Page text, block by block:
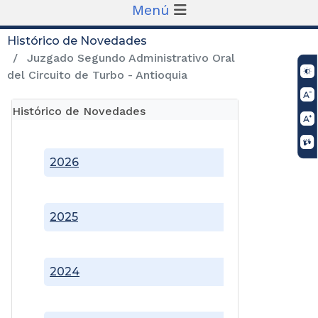
Menú
Histórico de Novedades
Juzgado Segundo Administrativo Oral
del Circuito de Turbo - Antioquia
Histórico de Novedades
2024
2025
2026